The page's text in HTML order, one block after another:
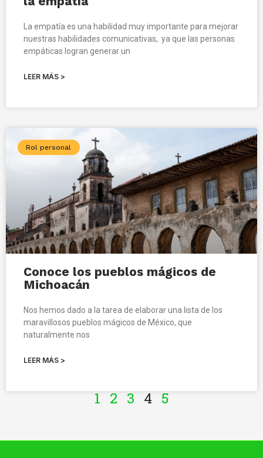
La empatía es una habilidad muy importante para mejorar
nuestras habilidades comunicativas, ya que las personas
empáticas logran generar un
LEER MÁS >
Rol personal
Conoce los pueblos mágicos de
Michoacán
Nos hemos dado a la tarea de elaborar una lista de los
maravillosos pueblos mágicos de México, que
naturalmente nos
LEER MÁS >
1 2 3 4 5